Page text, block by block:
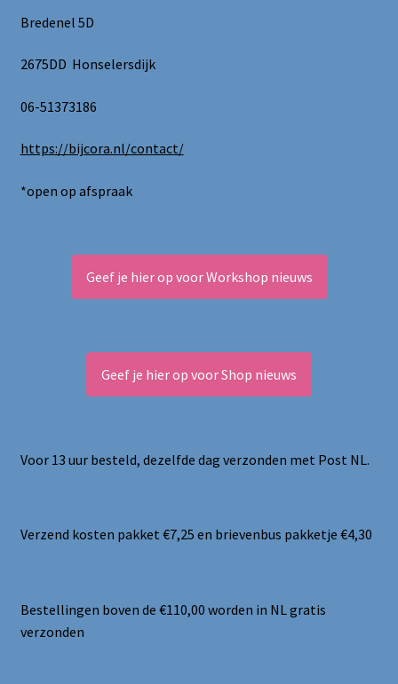
Bredenel 5D
2675DD Honselersdijk
06-51373186
https://bijcora.nl/contact/
*open op afspraak
Geef je hier op voor Workshop nieuws
Geef je hier op voor Shop nieuws
Voor 13 uur besteld, dezelfde dag verzonden met Post NL.
Verzend kosten pakket €7,25 en brievenbus pakketje €4,30
Bestellingen boven de €110,00 worden in NL gratis
verzonden